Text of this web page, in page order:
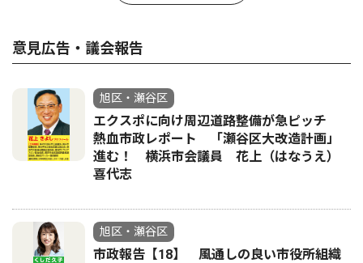
意見広告・議会報告
旭区・瀬谷区
エクスポに向け周辺道路整備が急ピッチ
熱血市政レポート 「瀬谷区大改造計画」
進む！ 横浜市会議員 花上（はなうえ）
喜代志
旭区・瀬谷区
市政報告【18】 風通しの良い市役所組織